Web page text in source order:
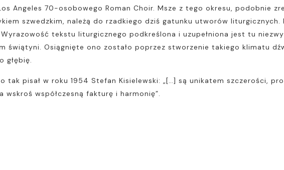
Angeles 70-osobowego Roman Choir. Msze z tego okresu, podobnie
szwedzkim, należą do rzadkiego dziś gatunku utworów liturgicznych.
tekstu liturgicznego podkreślona i uzupełniona jest tu
świątyni. Osiągnięte ono zostało poprzez stworzenie takiego klimatu
głębię.
tak pisał w roku 1954 Stefan Kisielewski: „[…] są unikatem szczerości,
współczesną fakturę i harmonię”.